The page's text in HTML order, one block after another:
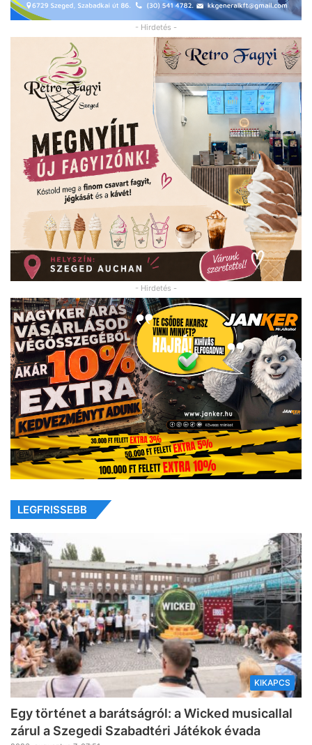
- Hirdetés -
- Hirdetés -
LEGFRISSEBB
KIKAPCS
Egy történet a barátságról: a Wicked musicallal
zárul a Szegedi Szabadtéri Játékok évada